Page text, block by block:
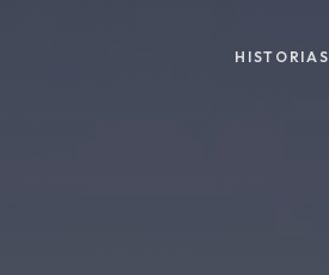
HISTORIAS